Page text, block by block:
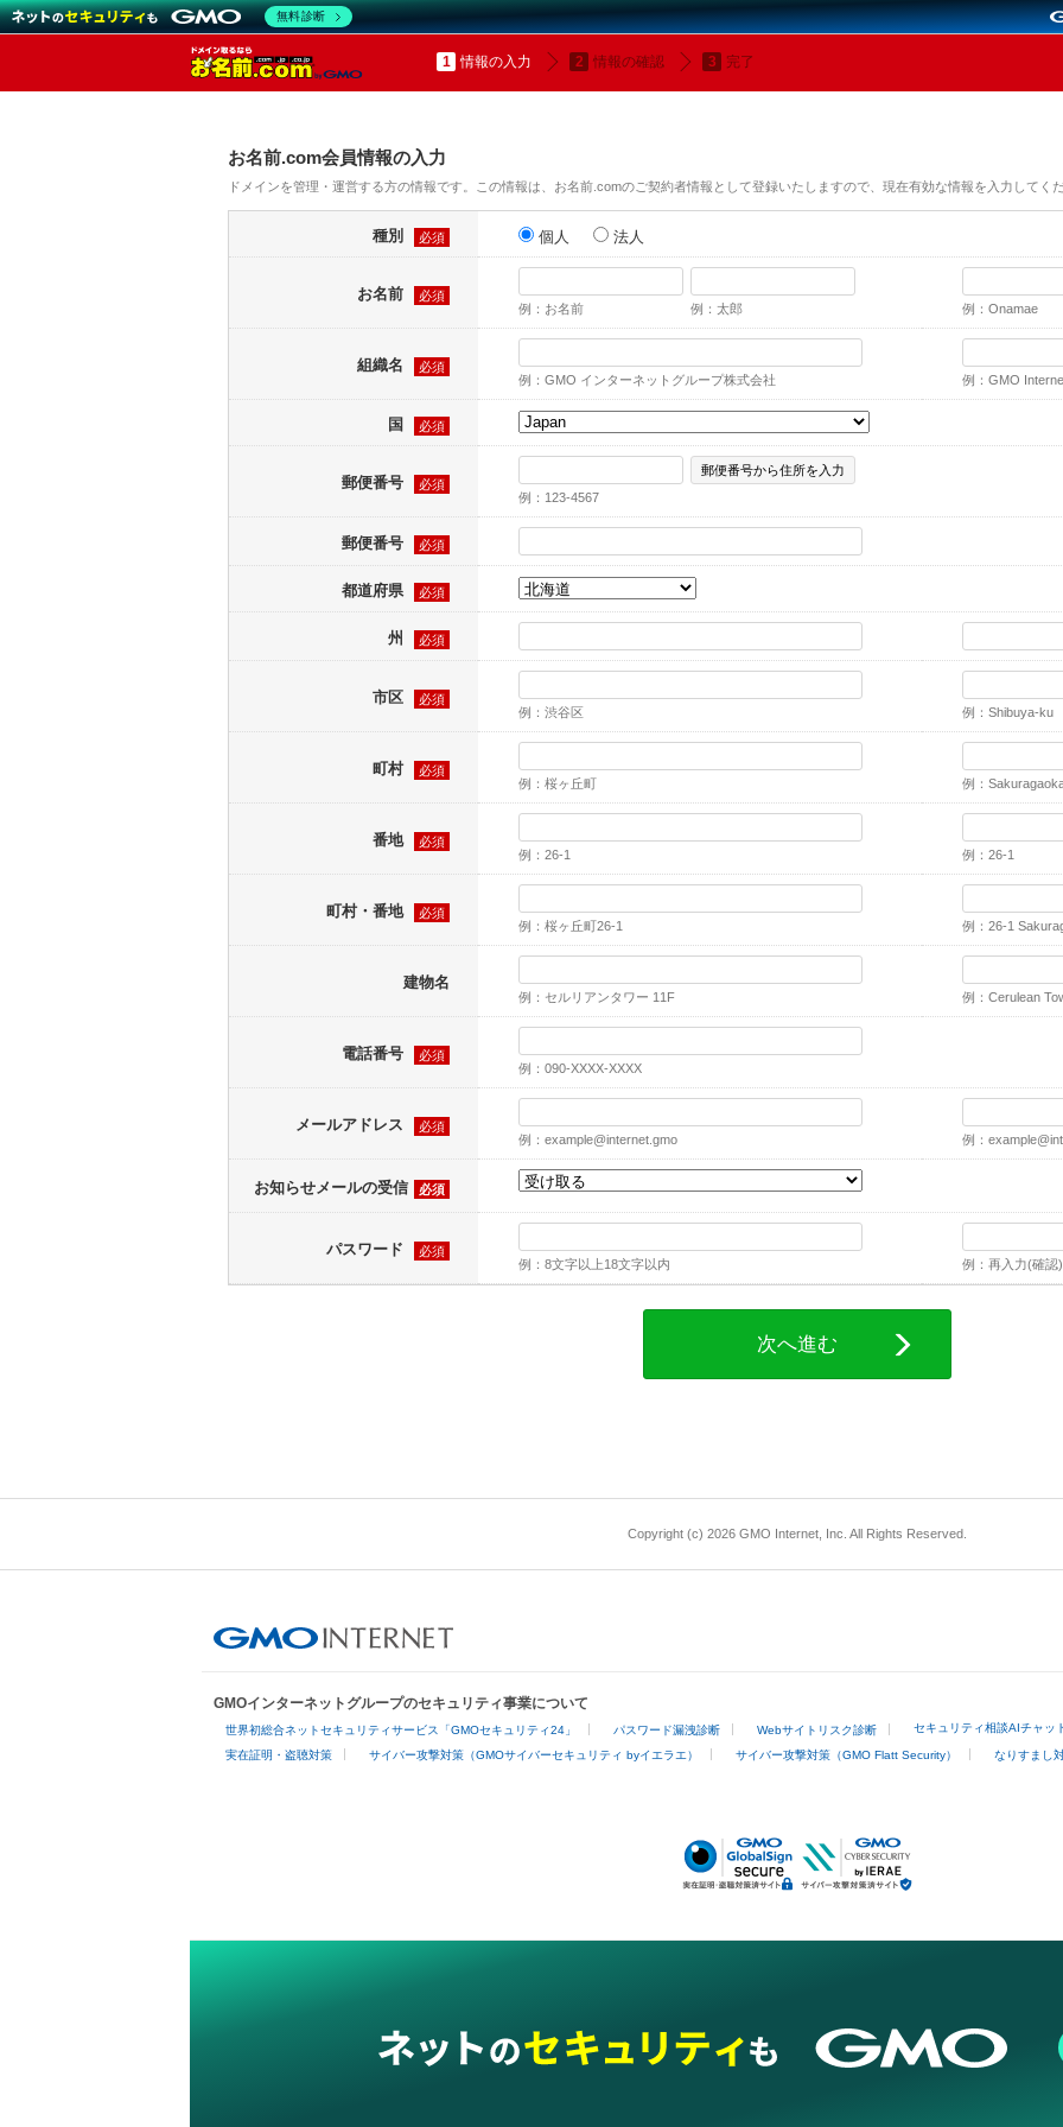
情報の入力 情報の確認 完了
お名前.com会員情報の入力
ドメインを管理・運営する方の情報です。この情報は、お名前.comのご契約者情報として登録いたしますので、現在有効な情報を入力してくだ
種別 必須 個人 法人
お名前
必須
例：お名前
例：太郎 例：Onamae
組織名
必須
例：GMO インターネットグループ株式会社
例：GMO
国 必須
郵便番号
必須
例：123-4567
郵便番号から住所を入力
郵便番号 必須
都道府県 必須
州 必須
市区
必須
例：渋谷区
例：Shibuya-ku
町村
必須
例：桜ヶ丘町
例：
番地
必須
例：26-1
例：26-1
町村・番地
必須
例：桜ヶ丘町26-1
例：26-1
建物名
例：セルリアンタワー 11F 例：Cerulean
電話番号
必須
例：090-XXXX-XXXX
メールアドレス
必須
例： example@internet.gmo 例：
お知らせメールの受信 必須
パスワード
必須
例：8文字以上18文字以内
例：再入力(確認)
次へ進む
Copyright (c) 2026 GMO Internet, Inc. All Rights Reserved.
GMOインターネットグループのセキュリティ事業について
世界初総合ネットセキュリティサービス「GMOセキュリティ24」 パスワード漏洩診断 Webサイトリスク診断 セキュリティ相談AIチャッ
実在証明・盗聴対策 サイバー攻撃対策（GMOサイバーセキュリティ byイエラエ） サイバー攻撃対策（GMO Flatt Security） なりすまし
無料診断